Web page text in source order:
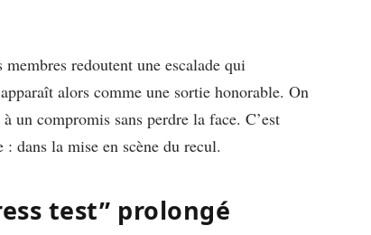
redoutent une escalade qui
alors comme une sortie honorable. On
un compromis sans perdre la face. C’est
dans la mise en scène du recul.
test” prolongé